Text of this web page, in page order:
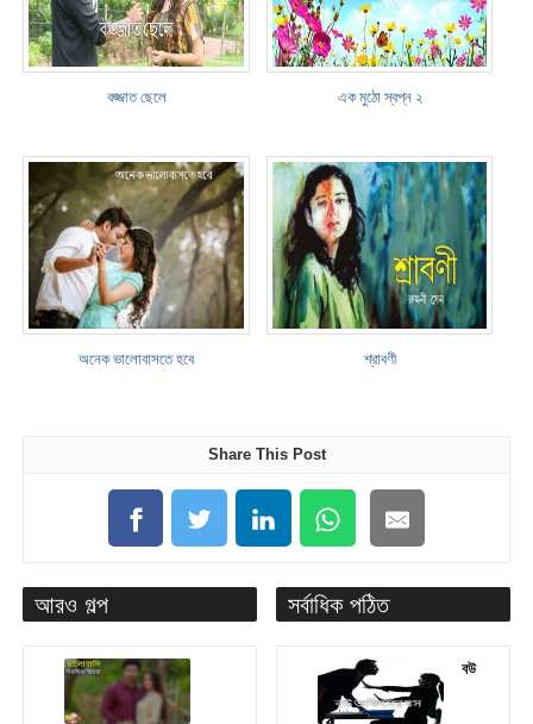
বজ্জাত ছেলে এক মুঠো স্বপ্ন ২
অনেক ভালোবাসতে হবে শ্রাবণী
Share This Post
আরও গল্প সর্বাধিক পঠিত
বউ